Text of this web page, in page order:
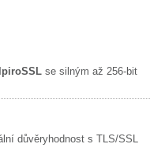
se silným až 256-bit
důvěryhodnost s TLS/SSL